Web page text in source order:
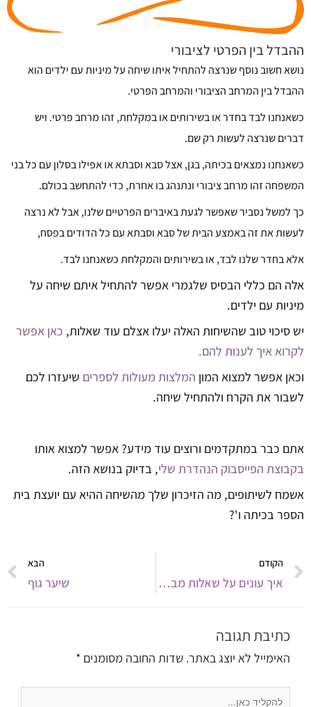
ההבדל בין הפרטי לציבורי
נושא חשוב נוסף שנרצה להתחיל איתו שיחה על מיניות עם ילדים הוא
ההבדל בין המרחב הציבורי והמרחב הפרטי.
כשאנחנו לבד בחדר או בשירותים או במקלחת, זהו מרחב פרטי. ויש
דברים שנרצה לעשות רק שם.
כשאנחנו נמצאים בכיתה, בגן, אצל סבא וסבתא או אפילו בסלון עם כל בני
המשפחה זהו מרחב ציבורי ונתנהג בו אחרת, כדי להתחשב בכולם.
כך למשל נסביר שאפשר לגעת באיברים הפרטיים שלנו, אבל לא נרצה
לעשות את זה באמצע הבית של סבא וסבתא עם כל הדודים בפסח,
אלא בחדר שלנו לבד, או בשירותים והמקלחת כשאנחנו לבד.
אלה הם כללי הבסיס שלגמרי אפשר להתחיל איתם שיחה על
מיניות עם ילדים.
יש סיכוי טוב שהשיחות האלה יעלו אצלם עוד שאלות, כאן אפשר
לקרוא איך לענות להם.
וכאן אפשר למצוא המון המלצות מעולות לספרים שיעזרו לכם
לשבור את הקרח ולהתחיל שיחה.
אתם כבר במתקדמים ורוצים עוד מידע? אפשר למצוא אותו
בקבוצת הפייסבוק הנהדרת שלי, בדיוק בנושא הזה.
אשמח לשיתופים, מה הזיכרון שלך מהשיחה ההיא עם יועצת בית
הספר בכיתה ו'?
קודם
הקודם
איך עונים על שאלות מביכות של ילדים?
הבא
שיער גוף
כתיבת תגובה
האימייל לא יוצג באתר. שדות החובה מסומנים *
להקליד